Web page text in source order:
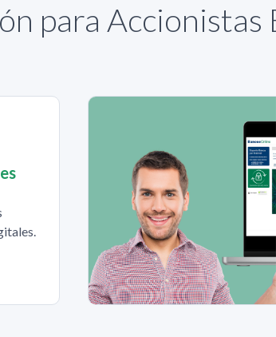
para Accionistas